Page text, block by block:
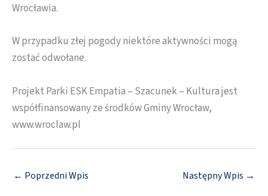
Wrocławia.
W przypadku złej pogody niektóre aktywności mogą
zostać odwołane.
Projekt Parki ESK Empatia – Szacunek – Kultura jest
współfinansowany ze środków Gminy Wrocław,
www.wroclaw.pl
← Poprzedni Wpis Następny Wpis →